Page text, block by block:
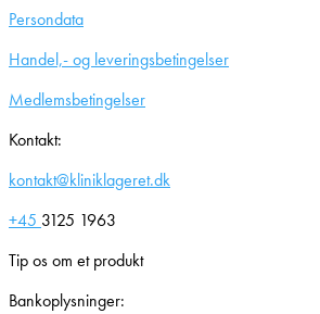
Persondata
Handel,- og leveringsbetingelser
Medlemsbetingelser
Kontakt:
kontakt@kliniklageret.dk
+45 3125 1963
Tip os om et produkt
Bankoplysninger: